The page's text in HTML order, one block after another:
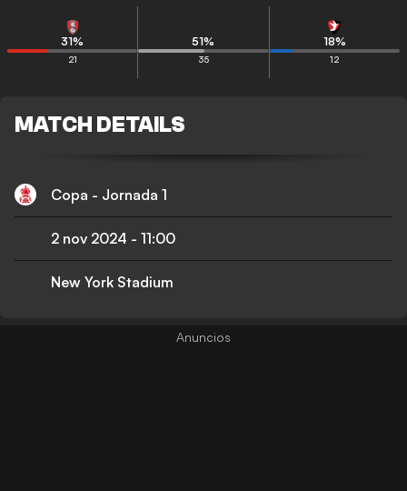
31%
21
51%
35
18%
12
MATCH DETAILS
Copa - Jornada 1
2 nov 2024 - 11:00
New York Stadium